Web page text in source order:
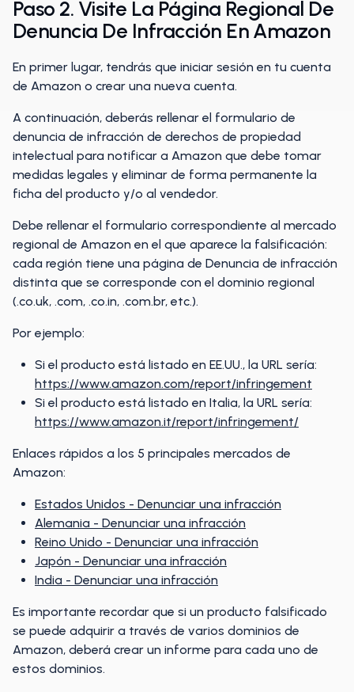
Paso 2. Visite La Página Regional De
Denuncia De Infracción En Amazon
En primer lugar, tendrás que iniciar sesión en tu cuenta
de Amazon o crear una nueva cuenta.
A continuación, deberás rellenar el formulario de
denuncia de infracción de derechos de propiedad
intelectual para notificar a Amazon que debe tomar
medidas legales y eliminar de forma permanente la
ficha del producto y/o al vendedor.
Debe rellenar el formulario correspondiente al mercado
regional de Amazon en el que aparece la falsificación:
cada región tiene una página de Denuncia de infracción
distinta que se corresponde con el dominio regional
(.co.uk, .com, .co.in, .com.br, etc.).
Por ejemplo:
Si el producto está listado en EE.UU., la URL sería:
https://www.amazon.com/report/infringement
Si el producto está listado en Italia, la URL sería:
https://www.amazon.it/report/infringement/
Enlaces rápidos a los 5 principales mercados de
Amazon:
Estados Unidos - Denunciar una infracción
Alemania - Denunciar una infracción
Reino Unido - Denunciar una infracción
Japón - Denunciar una infracción
India - Denunciar una infracción
Es importante recordar que si un producto falsificado
se puede adquirir a través de varios dominios de
Amazon, deberá crear un informe para cada uno de
estos dominios.